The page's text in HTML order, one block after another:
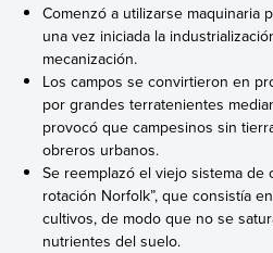
Comenzó a utilizarse maquinaria
una vez iniciada la
mecanización.
Los campos se convirtieron en
por grandes terratenientes
provocó que campesinos sin
obreros urbanos.
Se reemplazó el viejo sistema de
rotación Norfolk”, que consistía
cultivos, de modo que no se
nutrientes del suelo.